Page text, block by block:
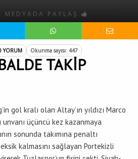
MEDYADA PAYLAŞ
YORUM Okunma sayısı: 447
TAKİP
gol kralı olan Altay’ın yıldızı Marco
üçüncü kez kazanmaya
sonunda takımına penaltı
kalmasını sağlayan Portekizli